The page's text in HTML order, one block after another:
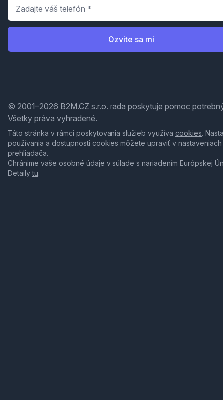
Telefón
Ozvite sa mi
© 2001–2026 B2M.CZ s.r.o. rada poskytuje pomoc
Všetky práva vyhradené.
Táto stránka v rámci poskytovania služieb využíva cookies.
používania a dostupnosti cookies môžete upraviť v nastaveniach
prehliadača.
Chránime vaše osobné údaje v súlade s nariadením Európskej
Detailytu.